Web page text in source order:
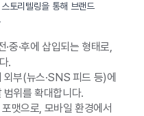
토리텔링을 통해 브랜드
중·후에 삽입되는 형태로,
.
부(뉴스·SNS 피드 등)에
위를 확대합니다.
맷으로, 모바일 환경에서